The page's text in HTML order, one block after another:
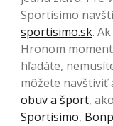
Sportisimo
sportisimo.sk.
Hronom
hľadáte,
môžete navštíviť
obuv a šport,
Sportisimo,